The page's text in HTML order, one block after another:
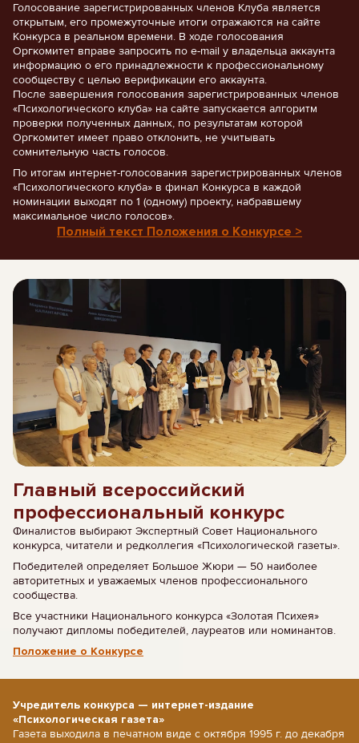
Голосование зарегистрированных членов Клуба является
открытым, его промежуточные итоги отражаются на сайте
Конкурса в реальном времени. В ходе голосования
Оргкомитет вправе запросить по e-mail у владельца аккаунта
информацию о его принадлежности к профессиональному
сообществу с целью верификации его аккаунта.
После завершения голосования зарегистрированных членов
«Психологического клуба» на сайте запускается алгоритм
проверки полученных данных, по результатам которой
Оргкомитет имеет право отклонить, не учитывать
сомнительную часть голосов.
По итогам интернет-голосования зарегистрированных членов
«Психологического клуба» в финал Конкурса в каждой
номинации выходят по 1 (одному) проекту, набравшему
максимальное число голосов».
Полный текст Положения о Конкурсе >
Главный всероссийский
профессиональный конкурс
Финалистов выбирают Экспертный Совет Национального
конкурса, читатели и редколлегия «Психологической газеты».
Победителей определяет Большое Жюри — 50 наиболее
авторитетных и уважаемых членов профессионального
сообщества.
Все участники Национального конкурса «Золотая Психея»
получают дипломы победителей, лауреатов или номинантов.
Положение о Конкурсе
Учредитель конкурса — интернет-издание
«Психологическая газета»
Газета выходила в печатном виде с октября 1995 г. до декабря